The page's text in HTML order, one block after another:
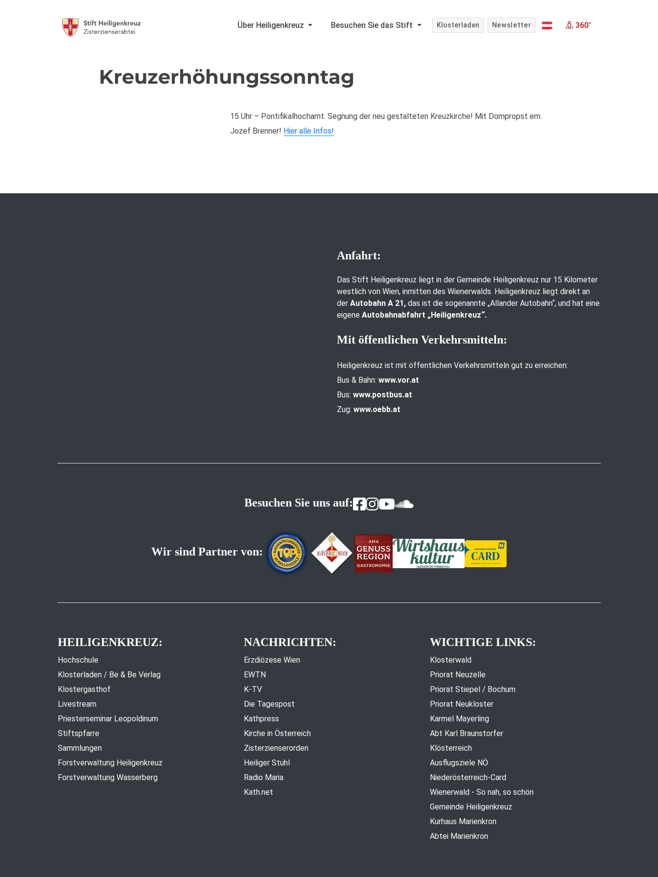
Über Heiligenkreuz Besuchen Sie das Stift Klosterladen Newsletter 360°
Kreuzerhöhungssonntag
15 Uhr – Pontifikalhochamt. Segnung der neu gestalteten Kreuzkirche! Mit Dompropst em.
Jozef Brenner! Hier alle Infos!
Anfahrt:
Das Stift Heiligenkreuz liegt in der Gemeinde Heiligenkreuz nur 15 Kilometer
westlich von Wien, inmitten des Wienerwalds. Heiligenkreuz liegt direkt an
der Autobahn A 21, das ist die sogenannte „Allander Autobahn“, und hat eine
eigene Autobahnabfahrt „Heiligenkreuz“.
Mit öffentlichen Verkehrsmitteln:
Heiligenkreuz ist mit öffentlichen Verkehrsmitteln gut zu erreichen:
Bus & Bahn: www.vor.at
Bus: www.postbus.at
Zug: www.oebb.at
Besuchen Sie uns auf:
Wir sind Partner von:
HEILIGENKREUZ:
Hochschule
Klosterladen / Be & Be Verlag
Klostergasthof
Livestream
Priesterseminar Leopoldinum
Stiftspfarre
Sammlungen
Forstverwaltung Heiligenkreuz
Forstverwaltung Wasserberg
NACHRICHTEN:
Erzdiözese Wien
EWTN
K-TV
Die Tagespost
Kathpress
Kirche in Österreich
Zisterzienserorden
Heiliger Stuhl
Radio Maria
Kath.net
WICHTIGE LINKS:
Klosterwald
Priorat Neuzelle
Priorat Stiepel / Bochum
Priorat Neukloster
Karmel Mayerling
Abt Karl Braunstorfer
Klösterreich
Ausflugsziele NÖ
Niederösterreich-Card
Wienerwald - So nah, so schön
Gemeinde Heiligenkreuz
Kurhaus Marienkron
Abtei Marienkron